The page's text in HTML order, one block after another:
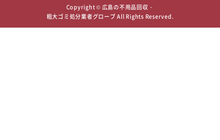
Copyright © 広島の不用品回収・
粗大ゴミ処分業者グローブAll Rights Reserved.